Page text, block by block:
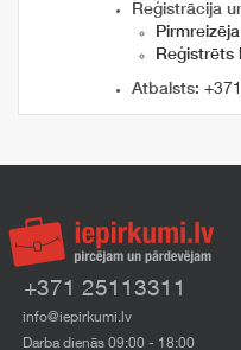
Reģistrācija
Reģistrēts
Atbalsts:
+371 25113311
info@iepirkumi.lv
Darba dienās 09:00 - 18:00